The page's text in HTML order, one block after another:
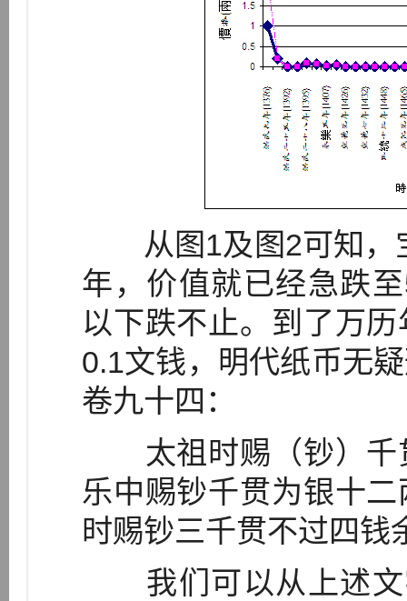
从图1及图2可知，
年，价值就已经急跌
以下跌不止。到了万
0.1文钱，明代纸币无
卷九十四：
太祖时赐（钞）千
乐中赐钞千贯为银十
时赐钞三千贯不过四钱
我们可以从上述文